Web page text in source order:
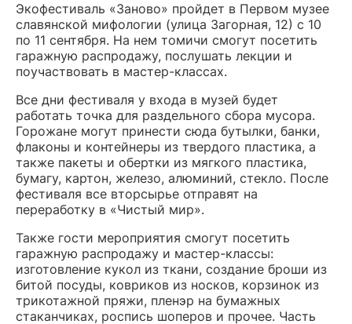
Экофестиваль «Заново» пройдет в Первом музее
славянской мифологии (улица Загорная, 12) с 10
по 11 сентября. На нем томичи смогут посетить
гаражную распродажу, послушать лекции и
поучаствовать в мастер-классах.
Все дни фестиваля у входа в музей будет
работать точка для раздельного сбора мусора.
Горожане могут принести сюда бутылки, банки,
флаконы и контейнеры из твердого пластика, а
также пакеты и обертки из мягкого пластика,
бумагу, картон, железо, алюминий, стекло. После
фестиваля все вторсырье отправят на
переработку в «Чистый мир».
Также гости мероприятия смогут посетить
гаражную распродажу и мастер-классы:
изготовление кукол из ткани, создание броши из
битой посуды, ковриков из носков, корзинок из
трикотажной пряжи, пленэр на бумажных
стаканчиках, роспись шоперов и прочее. Часть